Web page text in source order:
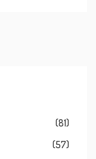
(81)
(57)